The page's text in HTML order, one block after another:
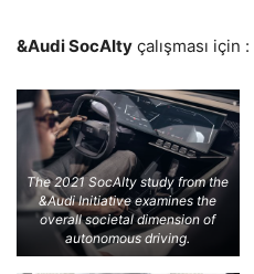
&Audi SocAIty çalışması için :
The 2021 SocAIty study from the
&Audi Initiative examines the
overall societal dimension of
autonomous driving.